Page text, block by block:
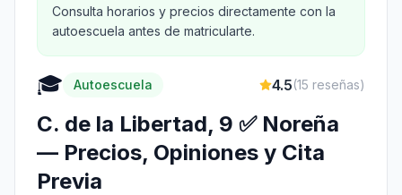
Consulta horarios y precios directamente con la
autoescuela antes de matricularte.
🎓 Autoescuela 4.5(15 reseñas)
C. de la Libertad, 9 ✅ Noreña
— Precios, Opiniones y Cita
Previa